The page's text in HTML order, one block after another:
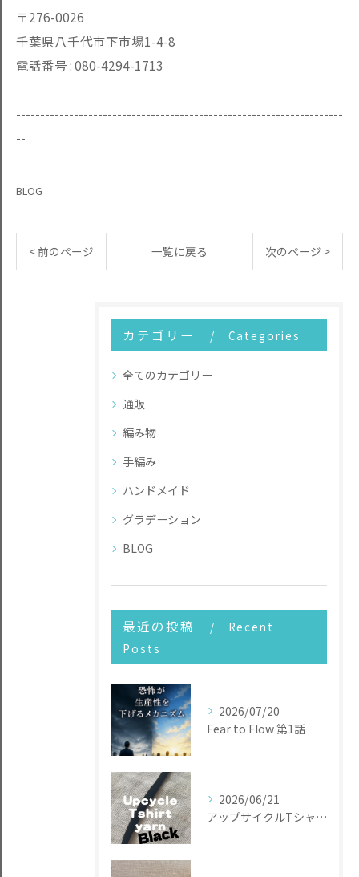
〒276-0026
千葉県八千代市下市場1-4-8
電話番号 :080-4294-1713
--------------------------------------------------------------------
--
BLOG
< 前のページ 一覧に戻る 次のページ >
カテゴリー Categories
全てのカテゴリー
通販
編み物
手編み
ハンドメイド
グラデーション
BLOG
最近の投稿
Recent
Posts
2026/07/20
Fear to Flow 第1話
2026/06/21
アップサイクルTシャツヤーン